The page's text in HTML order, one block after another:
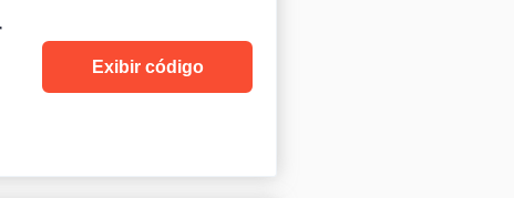
Exibir código